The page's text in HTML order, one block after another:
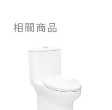
相關商品